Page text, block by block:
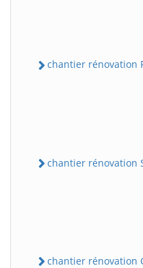
chantier rénovation
chantier rénovation
chantier rénovation